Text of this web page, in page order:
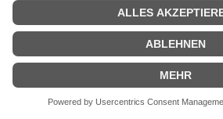
23. September
BRD 2016 - Nach 35 Jahren rückläufiger
wieder ein Anstieg der Geburtenrate
aus Hochrechnungen auf Basis der
hervor. Die Bevölkerungszahl werde
Ungarn 2016 - In der Hauptstadt Budapest